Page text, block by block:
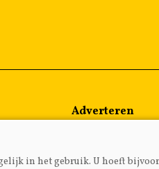
Adverteren
Over ons
in het gebruik. U hoeft